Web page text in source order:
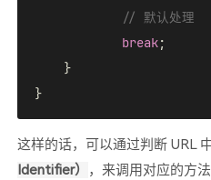
// 默认处理
break;
    }
}
这样的话，可以通过判断 URL
Identifier）
，来调用对应的方